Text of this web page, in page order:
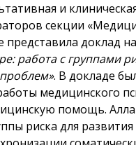
и
секции
представила доклад
работа с группами
. В докладе
медицинского
помощь.
риска для